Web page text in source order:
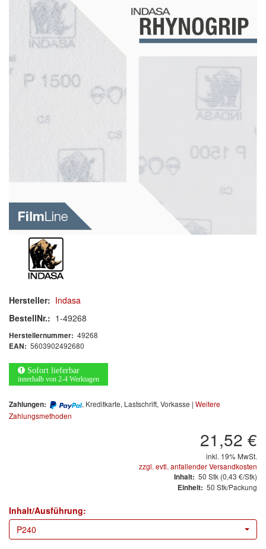
Schleif-Handpads
Zubehör/Hilfsmittel
Abdecken
Spachteln
Werkzeug & Maschinen
Reinigen
Arbeitsschutz
Luftfilter
Mischfarben
Restposten
Informationsmaterial
MARKEN
E-D
EVERCOAT
Hersteller: Indasa
BestellNr.: 1-49268
Herstellernummer: 49268
EAN: 5603902492680
Sofort lieferbar
innerhalb von 2-4 Werktagen
Zahlungen: , Kreditkarte, Lastschrift, Vorkasse | Weitere
Zahlungsmethoden
21,52 €
inkl. 19% MwSt.
zzgl. evtl. anfallender Versandkosten
Inhalt: 50 Stk (0,43 €/Stk)
Einheit: 50 Stk/Packung
Inhalt/Ausführung:
P240